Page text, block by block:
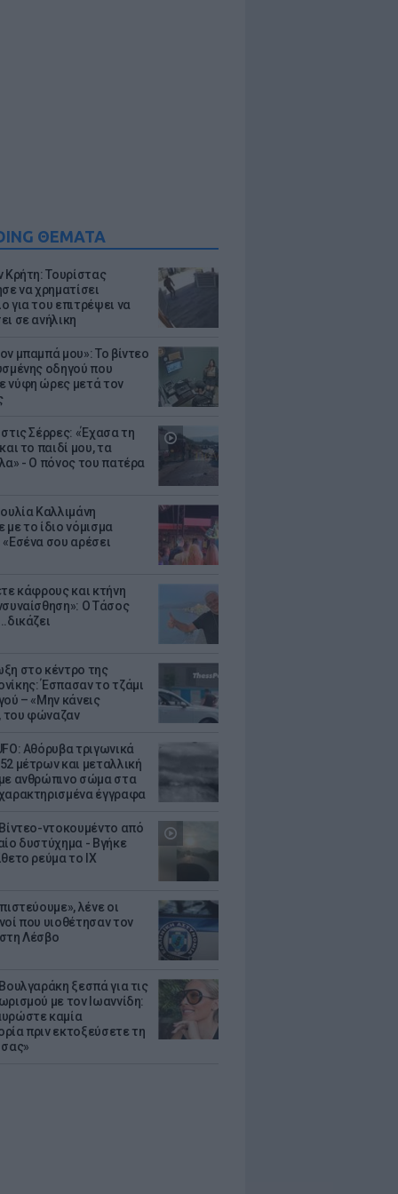
ΘΕΜΑΤΑ
Κρήτη: Τουρίστας
να χρηματίσει
για του επιτρέψει να
σε ανήλικη
μπαμπά μου»: Το βίντεο
οδηγού που
νύφη ώρες μετά τον
Σέρρες: «Έχασα τη
το παιδί μου, τα
- Ο πόνος του πατέρα
Καλλιμάνη
το ίδιο νόμισμα
σου αρέσει
κάφρους και κτήνη
Ο Τάσος
στο κέντρο της
Έσπασαν το τζάμι
– «Μην κάνεις
του φώναζαν
Αθόρυβα τριγωνικά
μέτρων και μεταλλική
ανθρώπινο σώμα στα
έγγραφα
ντοκουμέντο από
δυστύχημα - Βγήκε
ρεύμα το ΙΧ
λένε οι
που υιοθέτησαν τον
Λέσβο
ξεσπά για τις
με τον Ιωαννίδη:
καμία
πριν εκτοξεύσετε τη